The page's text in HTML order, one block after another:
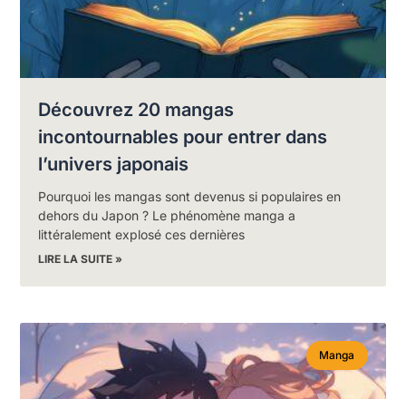
Découvrez 20 mangas
incontournables pour entrer dans
l’univers japonais
Pourquoi les mangas sont devenus si populaires en
dehors du Japon ? Le phénomène manga a
littéralement explosé ces dernières
LIRE LA SUITE »
Manga